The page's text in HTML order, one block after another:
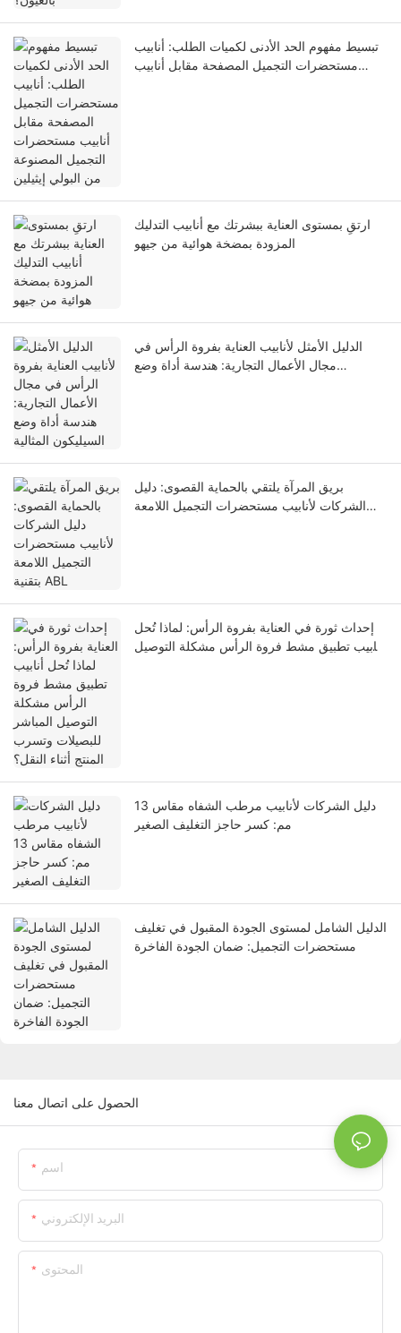
تبسيط مفهوم الحد الأدنى لكميات الطلب: أنابيب
مستحضرات التجميل المصفحة مقابل أنابيب
ارتقِ بمستوى العناية ببشرتك مع أنابيب التدليك
المزودة بمضخة هوائية من جيهو
الدليل الأمثل لأنابيب العناية بفروة الرأس في
مجال الأعمال التجارية: هندسة أداة وضع
بريق المرآة يلتقي بالحماية القصوى: دليل
الشركات لأنابيب مستحضرات التجميل اللامعة
إحداث ثورة في العناية بفروة الرأس: لماذا تُحل
أنابيب تطبيق مشط فروة الرأس مشكلة التوصيل
دليل الشركات لأنابيب مرطب الشفاه مقاس 13
مم: كسر حاجز التغليف الصغير
الدليل الشامل لمستوى الجودة المقبول في تغليف
مستحضرات التجميل: ضمان الجودة الفاخرة
الحصول على اتصال معنا
اسم
البريد الإلكتروني
المحتوى